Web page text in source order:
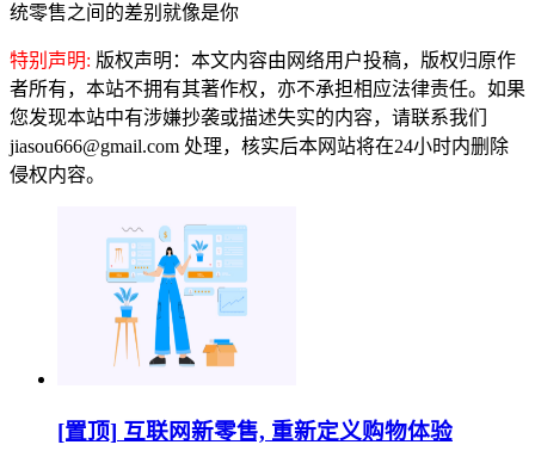
统零售之间的差别就像是你
特别声明: 版权声明：本文内容由网络用户投稿，版权归原作
者所有，本站不拥有其著作权，亦不承担相应法律责任。如果
您发现本站中有涉嫌抄袭或描述失实的内容，请联系我们
jiasou666@gmail.com 处理，核实后本网站将在24小时内删除
侵权内容。
[置顶] 互联网新零售, 重新定义购物体验